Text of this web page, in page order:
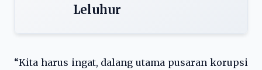
Leluhur
“Kita harus ingat, dalang utama pusaran korupsi